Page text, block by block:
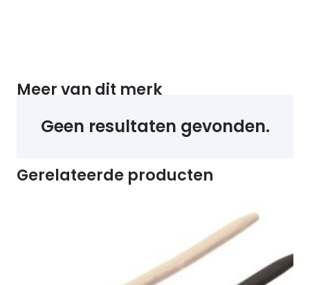
Meer van dit merk
Geen resultaten gevonden.
Gerelateerde producten